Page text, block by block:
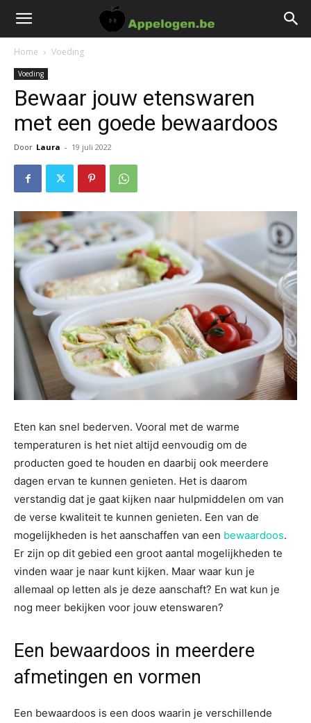
Home Voeding
Voeding
Bewaar jouw etenswaren
met een goede bewaardoos
Door Laura - 19 juli 2022
Eten kan snel bederven. Vooral met de warme
temperaturen is het niet altijd eenvoudig om de
producten goed te houden en daarbij ook meerdere
dagen ervan te kunnen genieten. Het is daarom
verstandig dat je gaat kijken naar hulpmiddelen om van
de verse kwaliteit te kunnen genieten. Een van de
mogelijkheden is het aanschaffen van een bewaardoos.
Er zijn op dit gebied een groot aantal mogelijkheden te
vinden waar je naar kunt kijken. Maar waar kun je
allemaal op letten als je deze aanschaft? En wat kun je
nog meer bekijken voor jouw etenswaren?
Een bewaardoos in meerdere
afmetingen en vormen
Een bewaardoos is een doos waarin je verschillende